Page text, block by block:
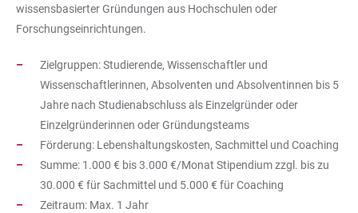
wissensbasierter Gründungen aus Hochschulen oder
Forschungseinrichtungen.
Zielgruppen: Studierende, Wissenschaftler und
Wissenschaftlerinnen, Absolventen und Absolventinnen bis 5
Jahre nach Studienabschluss als Einzelgründer oder
Einzelgründerinnen oder Gründungsteams
Förderung: Lebenshaltungskosten, Sachmittel und Coaching
Summe: 1.000 € bis 3.000 €/Monat Stipendium zzgl. bis zu
30.000 € für Sachmittel und 5.000 € für Coaching
Zeitraum: Max. 1 Jahr